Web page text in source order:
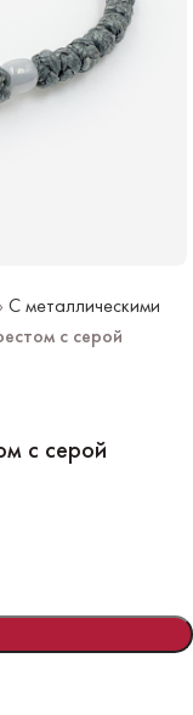
С металлическими
с серой
с серой